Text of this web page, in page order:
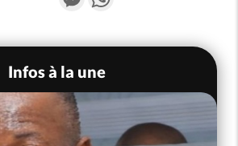
Infos à la une